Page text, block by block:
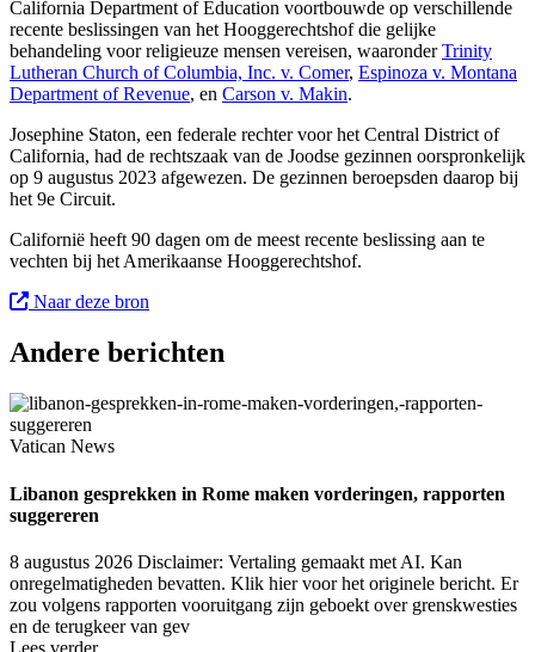
California Department of Education voortbouwde op verschillende
recente beslissingen van het Hooggerechtshof die gelijke
behandeling voor religieuze mensen vereisen, waaronderTrinity
Lutheran Church of Columbia, Inc. v. Comer, Espinoza v. Montana
Department of Revenue, en Carson v. Makin.
Josephine Staton, een federale rechter voor het Central District of
California, had de rechtszaak van de Joodse gezinnen oorspronkelijk
op 9 augustus 2023 afgewezen. De gezinnen beroepsden daarop bij
het 9e Circuit.
Californië heeft 90 dagen om de meest recente beslissing aan te
vechten bij het Amerikaanse Hooggerechtshof.
Naar deze bron
Andere berichten
Vatican News
Libanon gesprekken in Rome maken vorderingen, rapporten
suggereren
8 augustus 2026 Disclaimer: Vertaling gemaakt met AI. Kan
onregelmatigheden bevatten. Klik hier voor het originele bericht. Er
zou volgens rapporten vooruitgang zijn geboekt over grenskwesties
en de terugkeer van gev
Lees verder